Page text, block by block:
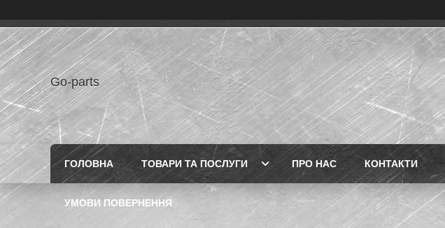
Go-parts
ГОЛОВНА ТОВАРИ ТА ПОСЛУГИ ПРО НАС КОНТАКТИ
УМОВИ ПОВЕРНЕННЯ